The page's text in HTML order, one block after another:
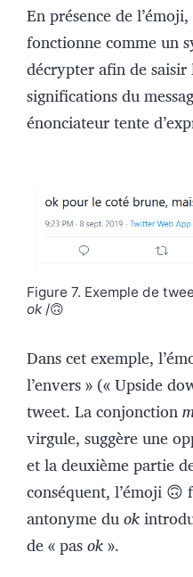
En présence de
fonctionne comme un
décrypter afin de
significations du
énonciateur tente
Figure 7. Exemple de
ok/🙃
Dans cet exemple,
l’envers » (« Upside
tweet. La conjonction
virgule, suggère une
et la deuxième partie
conséquent, l’émoji
antonyme duok
de « pasok».